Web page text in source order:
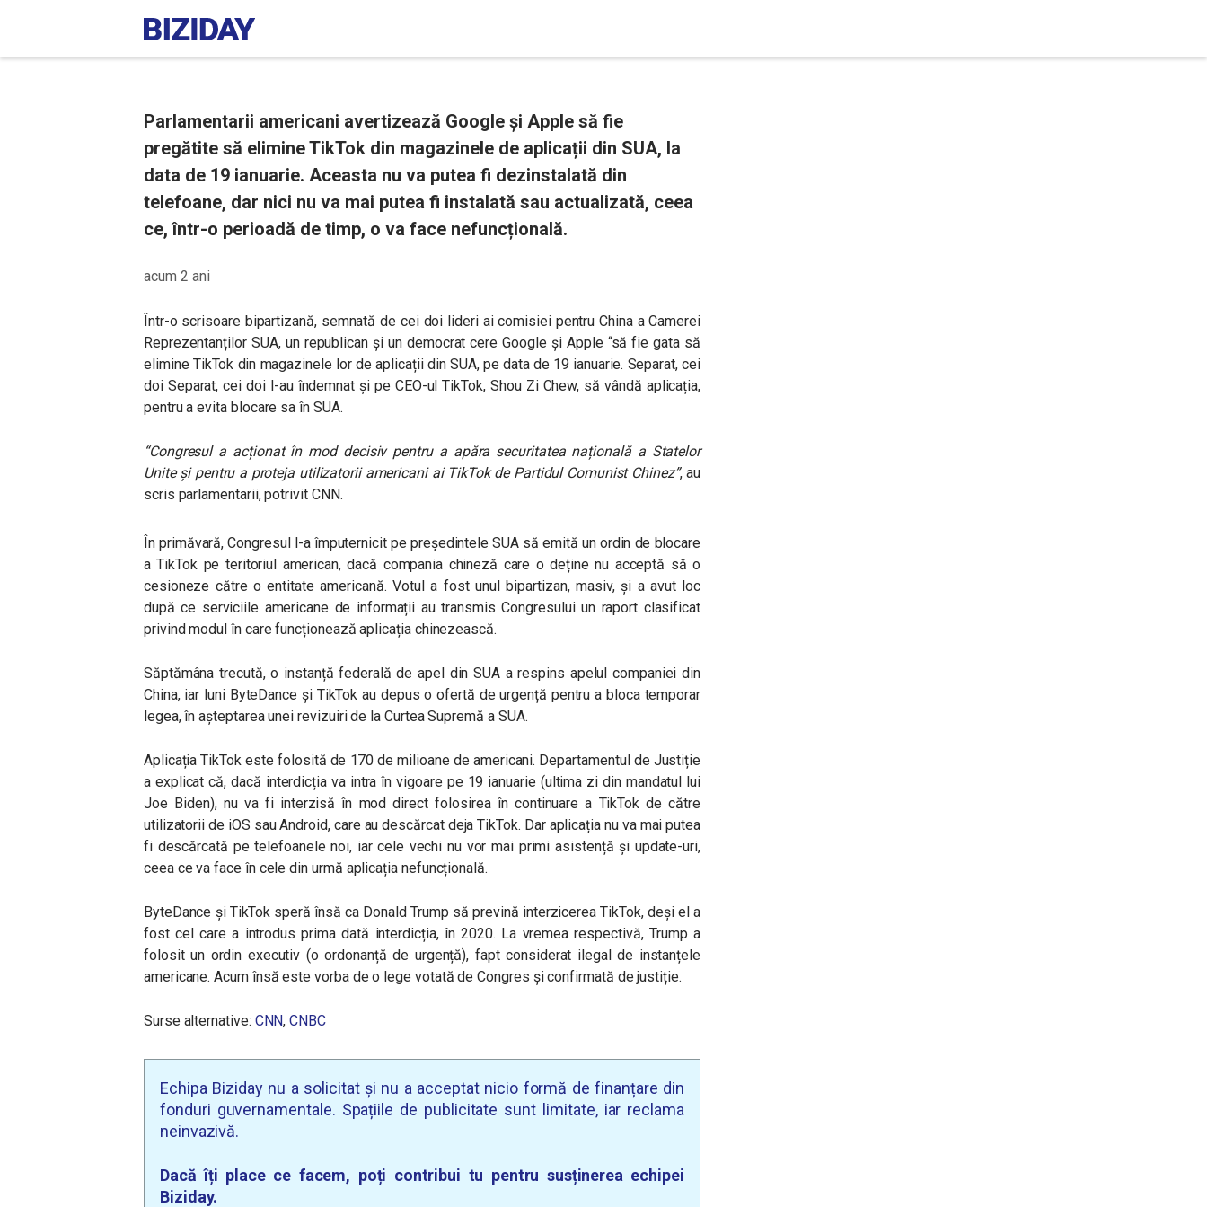
Parlamentarii americani avertizează Google și Apple să fie
pregătite să elimine TikTok din magazinele de aplicații din SUA, la
data de 19 ianuarie. Aceasta nu va putea fi dezinstalată din
telefoane, dar nici nu va mai putea fi instalată sau actualizată, ceea
ce, într-o perioadă de timp, o va face nefuncțională.
acum 2 ani
Într-o scrisoare bipartizană, semnată de cei doi lideri ai comisiei pentru China a Camerei
Reprezentanților SUA, un republican și un democrat cere Google și Apple “să fie gata să
elimine TikTok din magazinele lor de aplicații din SUA, pe data de 19 ianuarie. Separat, cei
doi Separat, cei doi l-au îndemnat și pe CEO-ul TikTok, Shou Zi Chew, să vândă aplicația,
pentru a evita blocare sa în SUA.
“Congresul a acționat în mod decisiv pentru a apăra securitatea națională a Statelor
Unite și pentru a proteja utilizatorii americani ai TikTok de Partidul Comunist Chinez”, au
scris parlamentarii, potrivit CNN.
În primăvară, Congresul l-a împuternicit pe președintele SUA să emită un ordin de blocare
a TikTok pe teritoriul american, dacă compania chineză care o deține nu acceptă să o
cesioneze către o entitate americană. Votul a fost unul bipartizan, masiv, și a avut loc
după ce serviciile americane de informații au transmis Congresului un raport clasificat
privind modul în care funcționează aplicația chinezească.
Săptămâna trecută, o instanță federală de apel din SUA a respins apelul companiei din
China, iar luni ByteDance și TikTok au depus o ofertă de urgență pentru a bloca temporar
legea, în așteptarea unei revizuiri de la Curtea Supremă a SUA.
Aplicația TikTok este folosită de 170 de milioane de americani. Departamentul de Justiție
a explicat că, dacă interdicția va intra în vigoare pe 19 ianuarie (ultima zi din mandatul lui
Joe Biden), nu va fi interzisă în mod direct folosirea în continuare a TikTok de către
utilizatorii de iOS sau Android, care au descărcat deja TikTok. Dar aplicația nu va mai putea
fi descărcată pe telefoanele noi, iar cele vechi nu vor mai primi asistență și update-uri,
ceea ce va face în cele din urmă aplicația nefuncțională.
ByteDance și TikTok speră însă ca Donald Trump să prevină interzicerea TikTok, deși el a
fost cel care a introdus prima dată interdicția, în 2020. La vremea respectivă, Trump a
folosit un ordin executiv (o ordonanță de urgență), fapt considerat ilegal de instanțele
americane. Acum însă este vorba de o lege votată de Congres și confirmată de justiție.
Surse alternative: CNN,CNBC
Echipa Biziday nu a solicitat și nu a acceptat nicio formă de finanțare din
fonduri guvernamentale. Spațiile de publicitate sunt limitate, iar reclama
neinvazivă.
Dacă îți place ce facem, poți contribui tu pentru susținerea echipei
Biziday.